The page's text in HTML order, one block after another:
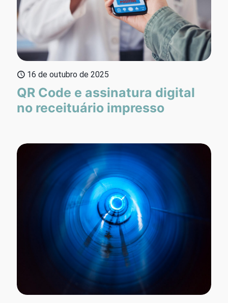
16 de outubro de 2025
QR Code e assinatura digital
no receituário impresso